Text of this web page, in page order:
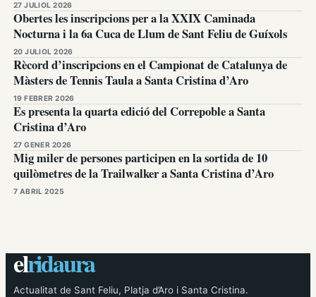
27 JULIOL 2026
Obertes les inscripcions per a la XXIX Caminada
Nocturna i la 6a Cuca de Llum de Sant Feliu de Guíxols
20 JULIOL 2026
Rècord d’inscripcions en el Campionat de Catalunya de
Màsters de Tennis Taula a Santa Cristina d’Aro
19 FEBRER 2026
Es presenta la quarta edició del Correpoble a Santa
Cristina d’Aro
27 GENER 2026
Mig miler de persones participen en la sortida de 10
quilòmetres de la Trailwalker a Santa Cristina d’Aro
7 ABRIL 2025
elridaura
Actualitat de Sant Feliu, Platja d’Aro i Santa Cristina.